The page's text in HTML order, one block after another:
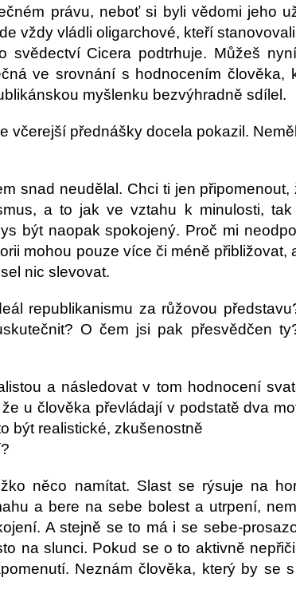
právu, neboť si byli vědomi jeho
vždy vládli oligarchové, kteří
svědectví Cicera podtrhuje. Můžeš
ve srovnání s hodnocením člověka,
myšlenku bezvýhradně sdílel.
včerejší přednášky docela pokazil.
snad neudělal. Chci ti jen
a to jak ve vztahu k minulosti,
být naopak spokojený. Proč mi
mohou pouze více či méně
nic slevovat.
republikanismu za růžovou
O čem jsi pak přesvědčen
a následovat v tom hodnocení
u člověka převládají v podstatě dva
být realistické, zkušenostně
něco namítat. Slast se rýsuje na
a bere na sebe bolest a utrpení,
A stejně se to má i se sebe-
na slunci. Pokud se o to aktivně
Neznám člověka, který by se